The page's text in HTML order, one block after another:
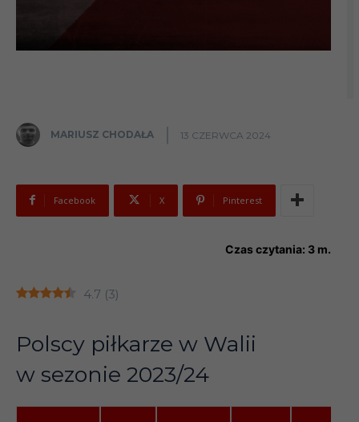
MARIUSZ CHODAŁA 13 CZERWCA 2024
Facebook X Pinterest
Czas czytania: 3 m.
4.7 (3)
Polscy piłkarze w Walii
w sezonie 2023/24